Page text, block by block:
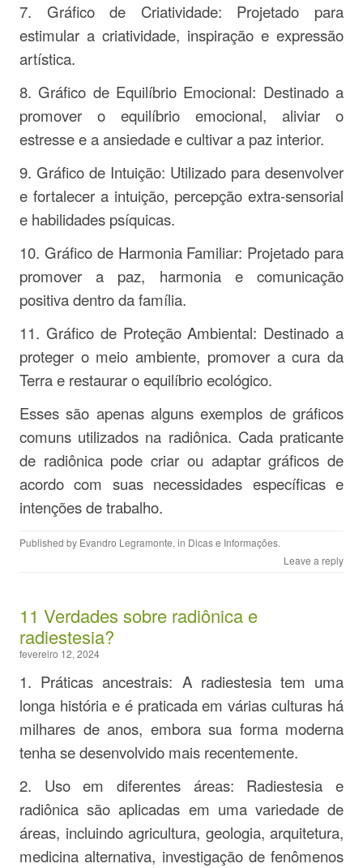
7. Gráfico de Criatividade: Projetado para
estimular a criatividade, inspiração e expressão
artística.
8. Gráfico de Equilíbrio Emocional: Destinado a
promover o equilíbrio emocional, aliviar o
estresse e a ansiedade e cultivar a paz interior.
9. Gráfico de Intuição: Utilizado para desenvolver
e fortalecer a intuição, percepção extra-sensorial
e habilidades psíquicas.
10. Gráfico de Harmonia Familiar: Projetado para
promover a paz, harmonia e comunicação
positiva dentro da família.
11. Gráfico de Proteção Ambiental: Destinado a
proteger o meio ambiente, promover a cura da
Terra e restaurar o equilíbrio ecológico.
Esses são apenas alguns exemplos de gráficos
comuns utilizados na radiônica. Cada praticante
de radiônica pode criar ou adaptar gráficos de
acordo com suas necessidades específicas e
intenções de trabalho.
Published by Evandro Legramonte, in Dicas e Informações.
Leave a reply
11 Verdades sobre radiônica e
radiestesia?
fevereiro 12, 2024
1. Práticas ancestrais: A radiestesia tem uma
longa história e é praticada em várias culturas há
milhares de anos, embora sua forma moderna
tenha se desenvolvido mais recentemente.
2. Uso em diferentes áreas: Radiestesia e
radiônica são aplicadas em uma variedade de
áreas, incluindo agricultura, geologia, arquitetura,
medicina alternativa, investigação de fenômenos